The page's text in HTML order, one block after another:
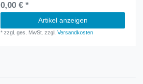
0,00 € *
Artikel anzeigen
*zzgl. ges. MwSt. zzgl.Versandkosten